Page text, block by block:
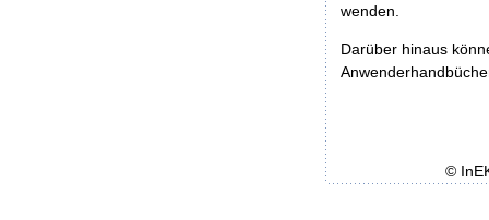
wenden.
Darüber hinaus
©